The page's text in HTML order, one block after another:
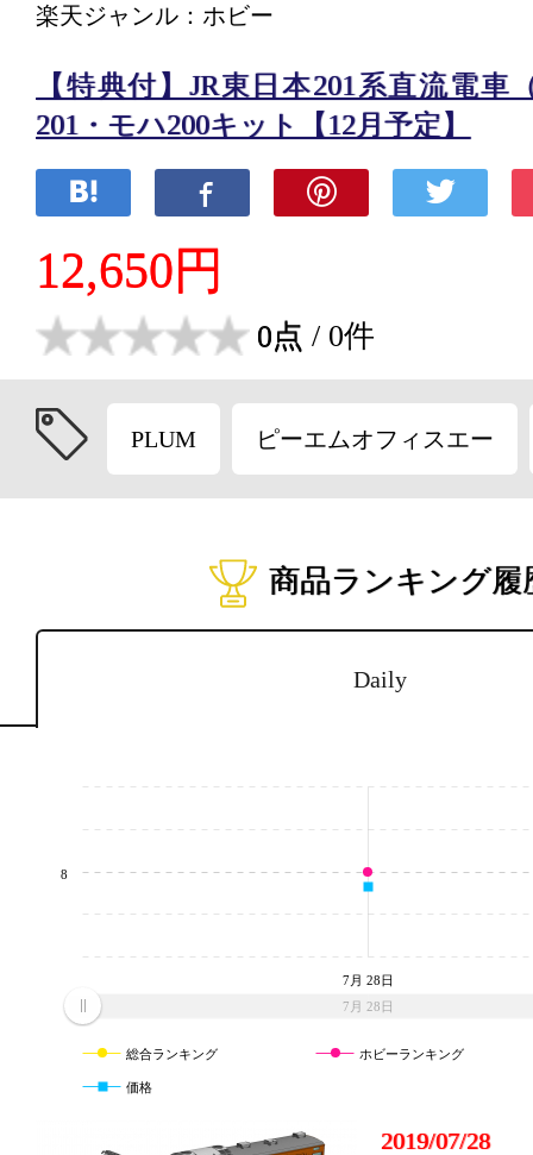
楽天ジャンル：ホビー
【特典付】JR東日本201系直流電車
201・モハ200キット【12月予定】
12,650円
0点 / 0件
PLUM ピーエムオフィスエー
商品ランキング履
Daily
7月 28日
7月 28日
8
総合ランキング ホビーランキング
価格
2019/07/28